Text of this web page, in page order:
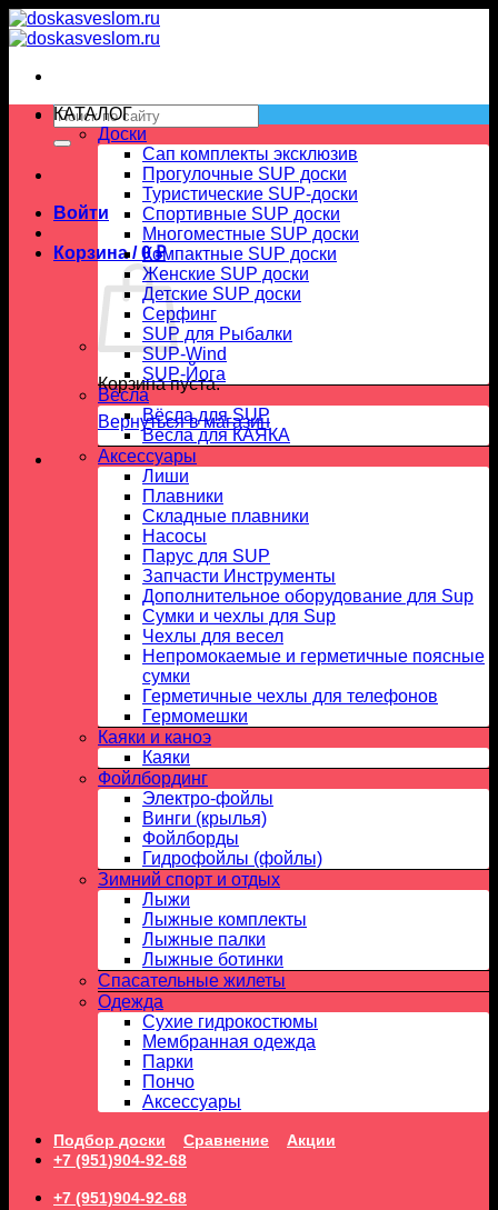
Skip
to
Искать:
Войти
Корзина /0₽
Корзина пуста.
Вернуться в магазин
КАТАЛОГ
Доски
Сап комплекты эксклюзив
Прогулочные SUP доски
Туристические SUP-доски
Спортивные SUP доски
Многоместные SUP доски
Компактные SUP доски
Женские SUP доски
Детские SUP доски
Серфинг
SUP для Рыбалки
SUP-Wind
SUP-Йога
Вёсла
Вёсла для SUP
Весла для КАЯКА
Аксессуары
Лиши
Плавники
Складные плавники
Насосы
Парус для SUP
Запчасти Инструменты
Дополнительное оборудование для Sup
Сумки и чехлы для Sup
Чехлы для весел
Непромокаемые и герметичные поясные
сумки
Герметичные чехлы для телефонов
Гермомешки
Каяки и каноэ
Каяки
Фойлбординг
Электро-фойлы
Винги (крылья)
Фойлборды
Гидрофойлы (фойлы)
Зимний спорт и отдых
Лыжи
Лыжные комплекты
Лыжные палки
Лыжные ботинки
Спасательные жилеты
Одежда
Сухие гидрокостюмы
Мембранная одежда
Парки
Пончо
Аксессуары
Подбор доски Сравнение
Акции
+7 (951)904-92-68
+7 (951)904-92-68